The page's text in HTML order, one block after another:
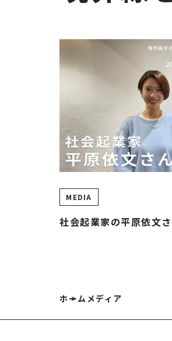
HOME
NEWS
TOPICS
個人情報保護方針
専用請求書
MEDIA
社会起業家の平原依文さ
ホーム メディア